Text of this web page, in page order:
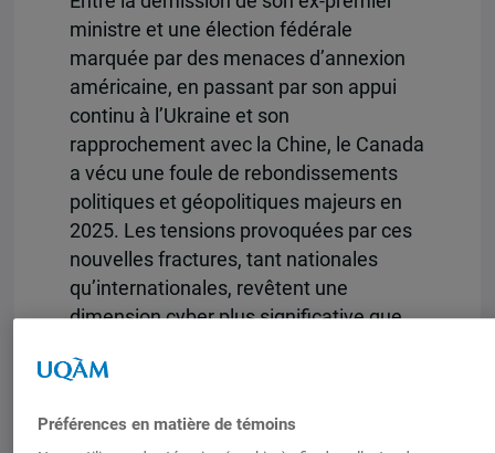
ministre et une élection fédérale
marquée par des menaces d’annexion
américaine, en passant par son appui
continu à l’Ukraine et son
rapprochement avec la Chine, le Canada
a vécu une foule de rebondissements
politiques et géopolitiques majeurs en
2025. Les tensions provoquées par ces
nouvelles fractures, tant nationales
qu’internationales, revêtent une
dimension cyber plus significative que
marqué par la sophistication des outils
une multiplication des attaques contre
Préférences en matière de témoins